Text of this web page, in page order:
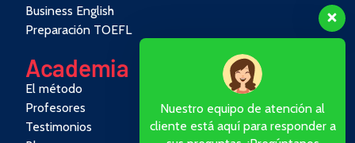
Business English
Preparación TOEFL
Academia
El método
Profesores
Testimonios
Nuestro equipo de atención al
cliente está aquí para responder a